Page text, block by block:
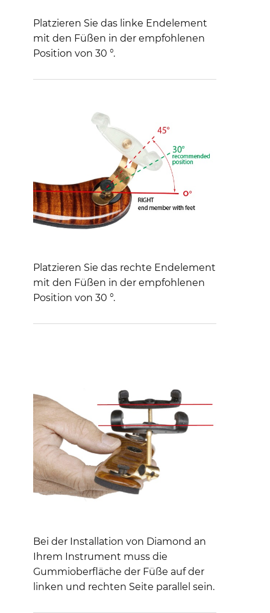
Platzieren Sie das linke Endelement
mit den Füßen in der empfohlenen
Position von 30 °.
Platzieren Sie das rechte Endelement
mit den Füßen in der empfohlenen
Position von 30 °.
Bei der Installation von Diamond an
Ihrem Instrument muss die
Gummioberfläche der Füße auf der
linken und rechten Seite parallel sein.